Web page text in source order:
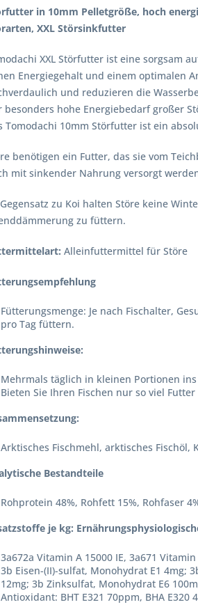
in 10mm Pelletgröße, hoch
XXL Störsinkfutter
XXL Störfutter ist eine sorgsam
Energiegehalt und einem optimalen
und reduzieren die
besonders hohe Energiebedarf großer
Tomodachi 10mm Störfutter ist ein
benötigen ein Futter, das sie vom
mit sinkender Nahrung versorgt
zu Koi halten Störe keine
zu füttern.
Alleinfuttermittel für Störe
Fütterungsmenge: Je nach Fischalter,
pro Tag füttern.
Mehrmals täglich in kleinen Portionen
Bieten Sie Ihren Fischen nur so viel
Arktisches Fischmehl, arktisches Fischöl,
Bestandteile
Rohprotein 48%, Rohfett 15%, Rohfaser
je kg:
3a672a Vitamin A 15000 IE, 3a671
3b Eisen-(II)-sulfat, Monohydrat E1 4mg;
12mg; 3b Zinksulfat, Monohydrat E6
Antioxidant: BHT E321 70ppm, BHA E320